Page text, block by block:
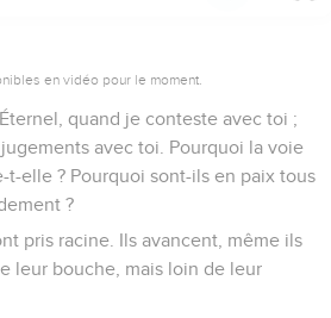
en vidéo pour le moment.
quand je conteste avec toi ;
avec toi. Pourquoi la voie
t-elle ? Pourquoi sont-ils en paix tous
?
pris racine. Ils avancent, même ils
leur bouche, mais loin de leur